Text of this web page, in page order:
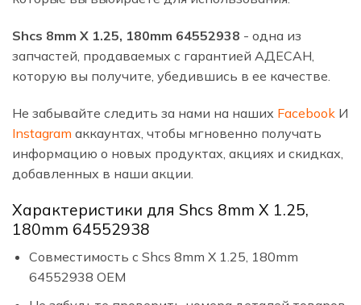
Shcs 8mm X 1.25, 180mm 64552938 - одна из
запчастей, продаваемых с гарантией АДЕСАН,
которую вы получите, убедившись в ее качестве.
Не забывайте следить за нами на наших Facebook И
Instagram аккаунтах, чтобы мгновенно получать
информацию о новых продуктах, акциях и скидках,
добавленных в наши акции.
Характеристики для Shcs 8mm X 1.25,
180mm 64552938
Совместимость с Shcs 8mm X 1.25, 180mm
64552938 OEM